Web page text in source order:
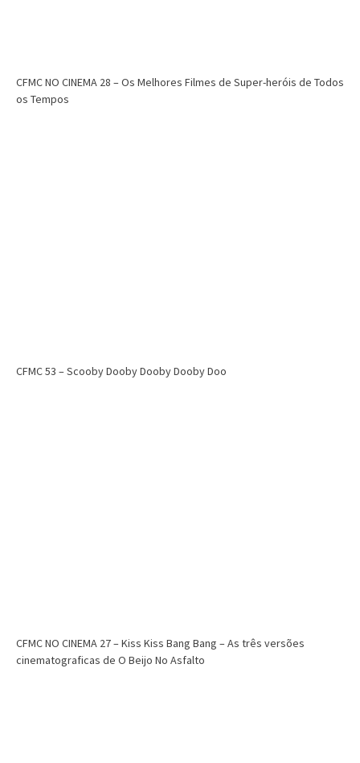
CFMC NO CINEMA 28 – Os Melhores Filmes de Super-heróis de Todos
os Tempos
CFMC 53 – Scooby Dooby Dooby Dooby Doo
CFMC NO CINEMA 27 – Kiss Kiss Bang Bang – As três versões
cinematograficas de O Beijo No Asfalto